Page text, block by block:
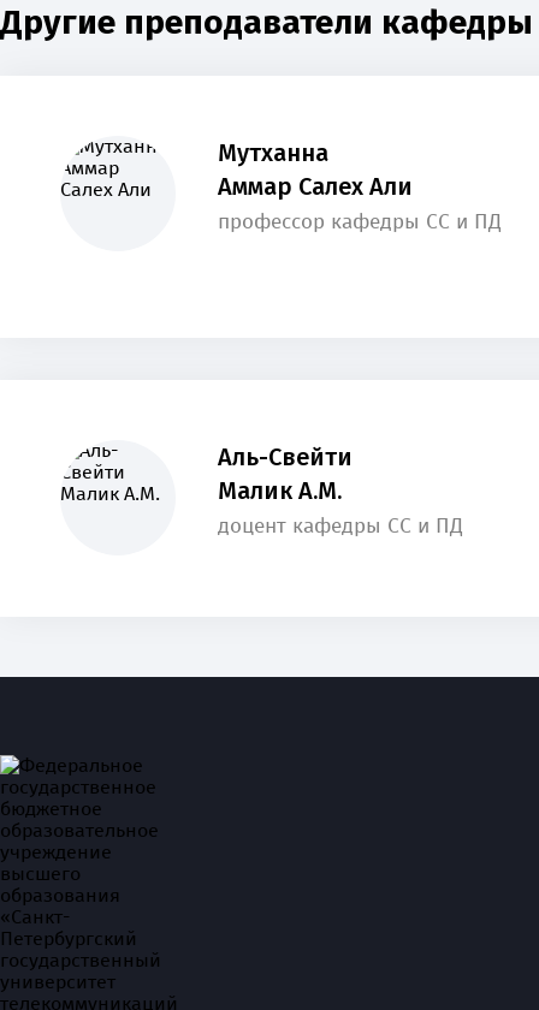
Другие преподаватели
Мутханна
Аммар Салех Али
профессор кафедры СС и ПД
Аль-Свейти
Малик А.М.
доцент кафедры СС и ПД